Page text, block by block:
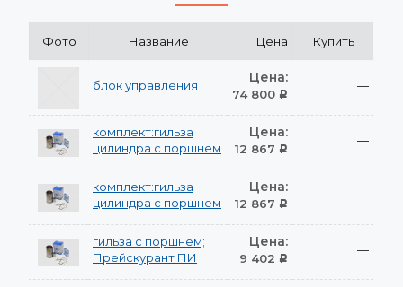
Фото Название Цена Купить
блок управления Цена:
74 800 Р
—
комплект:гильза
цилиндра с поршнем
Цена:
12 867 Р
—
комплект:гильза
цилиндра с поршнем
Цена:
12 867 Р
—
гильза с поршнем;
Прейскурант ПИ
Цена:
9 402 Р
—